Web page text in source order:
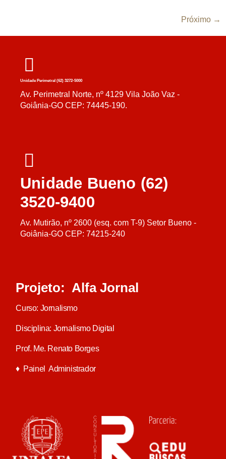
Próximo →
Unidade Perimetral (62) 3272-5000
Av. Perimetral Norte, nº 4129 Vila João Vaz -
Goiânia-GO CEP: 74445-190.
Unidade Bueno (62)
3520-9400
Av. Mutirão, nº 2600 (esq. com T-9) Setor Bueno -
Goiânia-GO CEP: 74215-240
Projeto: Alfa Jornal
Curso: Jornalismo
Disciplina: Jornalismo Digital
Prof. Me. Renato Borges
♦ Painel Administrador